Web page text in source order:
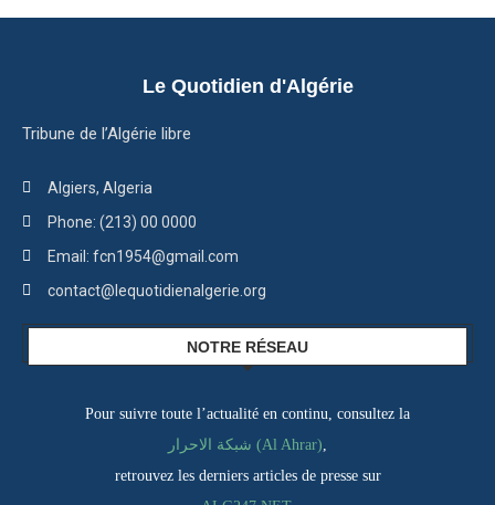
Le Quotidien d'Algérie
Tribune de l’Algérie libre
Algiers, Algeria
Phone: (213) 00 0000
Email: fcn1954@gmail.com
contact@lequotidienalgerie.org
NOTRE RÉSEAU
Pour suivre toute l’actualité en continu, consultez la
شبكة الاحرار (Al Ahrar),
retrouvez les derniers articles de presse sur